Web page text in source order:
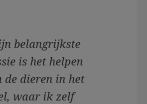
belangrijkste
is het helpen
de dieren in het
waar ik zelf